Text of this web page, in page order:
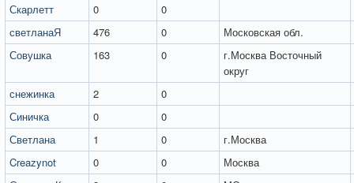
Скарлетт
0
0
светланаЯ
476 0
Московская обл.
Совушка
163 0
г.Москва Восточный
округ
снежинка
2
0
Синичка
0
0
Светлана
1 0
г.Москва
Creazynot
0 0
Москва